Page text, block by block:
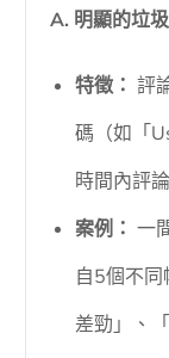
A. 明顯的垃
特徵： 評
碼（如「
時間內評
案例： 一
自5個不
差勁」、